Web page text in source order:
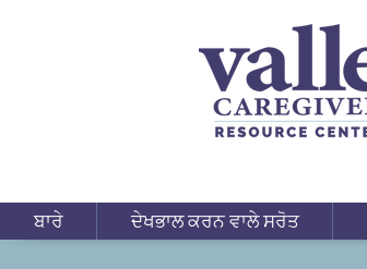
ਬਾਰੇ ਦੇਖਭਾਲ ਕਰਨ ਵਾਲੇ ਸਰੋਤ